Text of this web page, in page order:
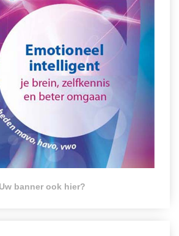
Uw banner ook hier?